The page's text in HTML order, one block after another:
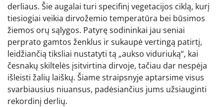
derliaus. Šie augalai turi specifinį vegetacijos ciklą, kurį
tiesiogiai veikia dirvožemio temperatūra bei būsimos
žiemos orų sąlygos. Patyrę sodininkai jau seniai
perprato gamtos ženklus ir sukaupė vertingą patirtį,
leidžiančią tiksliai nustatyti tą „aukso viduriuką“, kai
česnakų skiltelės įsitvirtina dirvoje, tačiau dar nespėja
išleisti žalių laiškų. Šiame straipsnyje aptarsime visus
svarbiausius niuansus, padėsiančius jums užsiauginti
rekordinį derlių.